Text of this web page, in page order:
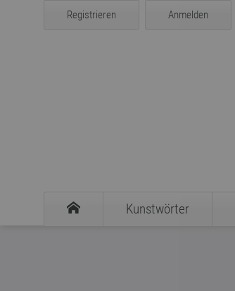
Registrieren Anmelden
Kunstwörter